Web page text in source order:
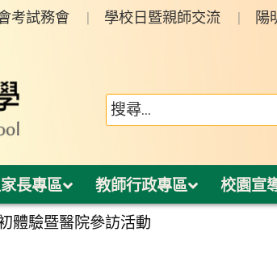
考試務會 學校日暨親師交流 陽
長專區 教師行政專區 校園宣
體驗暨醫院參訪活動